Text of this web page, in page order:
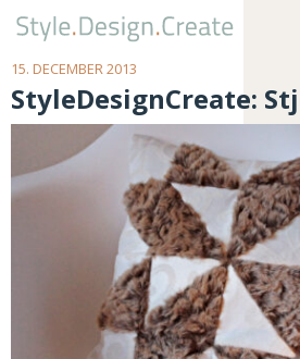
15. DECEMBER 2013
StyleDesignCreate: